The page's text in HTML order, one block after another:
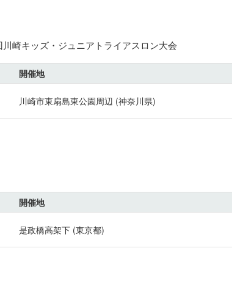
キッズ・ジュニアトライアスロン大会
開催地
川崎市東扇島東公園周辺 (神奈川県)
開催地
是政橋高架下 (東京都)